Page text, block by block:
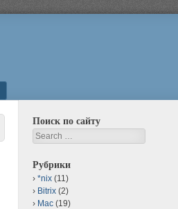
Поиск по сайту
Search
Рубрики
*nix (11)
Bitrix (2)
Mac (19)